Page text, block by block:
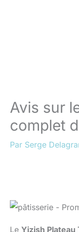
Avis sur
complet
Par Serge
Le Yizish Plateau